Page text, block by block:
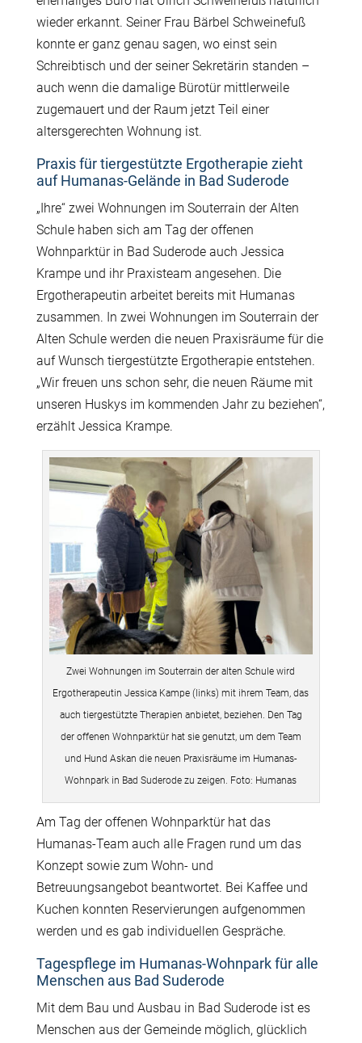
wieder erkannt. Seiner Frau Bärbel Schweinefuß
konnte er ganz genau sagen, wo einst sein
Schreibtisch und der seiner Sekretärin standen –
auch wenn die damalige Bürotür mittlerweile
zugemauert und der Raum jetzt Teil einer
altersgerechten Wohnung ist.
Praxis für tiergestützte Ergotherapie zieht
auf Humanas-Gelände in Bad Suderode
„Ihre“ zwei Wohnungen im Souterrain der Alten
Schule haben sich am Tag der offenen
Wohnparktür in Bad Suderode auch Jessica
Krampe und ihr Praxisteam angesehen. Die
Ergotherapeutin arbeitet bereits mit Humanas
zusammen. In zwei Wohnungen im Souterrain der
Alten Schule werden die neuen Praxisräume für die
auf Wunsch tiergestützte Ergotherapie entstehen.
„Wir freuen uns schon sehr, die neuen Räume mit
unseren Huskys im kommenden Jahr zu beziehen“,
erzählt Jessica Krampe.
Zwei Wohnungen im Souterrain der alten Schule wird
Ergotherapeutin Jessica Kampe (links) mit ihrem Team, das
auch tiergestützte Therapien anbietet, beziehen. Den Tag
der offenen Wohnparktür hat sie genutzt, um dem Team
und Hund Askan die neuen Praxisräume im Humanas-
Wohnpark in Bad Suderode zu zeigen. Foto: Humanas
Am Tag der offenen Wohnparktür hat das
Humanas-Team auch alle Fragen rund um das
Konzept sowie zum Wohn- und
Betreuungsangebot beantwortet. Bei Kaffee und
Kuchen konnten Reservierungen aufgenommen
werden und es gab individuellen Gespräche.
Tagespflege im Humanas-Wohnpark für alle
Menschen aus Bad Suderode
Mit dem Bau und Ausbau in Bad Suderode ist es
Menschen aus der Gemeinde möglich, glücklich